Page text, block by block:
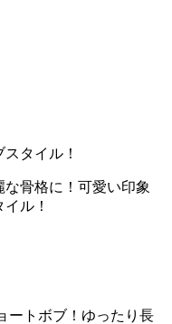
タイル！
骨格に！可愛い印象
ル！
ートボブ！ゆったり長